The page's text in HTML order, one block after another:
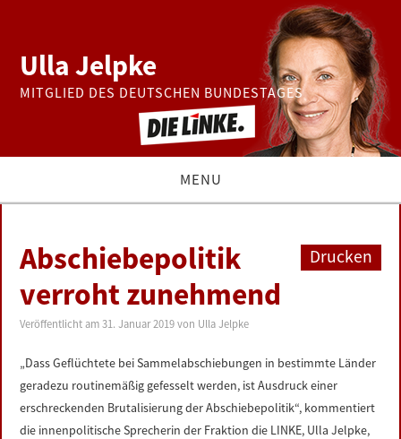
Ulla Jelpke
MITGLIED DES DEUTSCHEN BUNDESTAGES
MENU
BUNDESTAG
PRESSE
ZUR PERSON
LINKS
Drucken
Abschiebepolitik
verroht zunehmend
Veröffentlicht am31. Januar 2019 von Ulla Jelpke
„Dass Geflüchtete bei Sammelabschiebungen in bestimmte Länder
geradezu routinemäßig gefesselt werden, ist Ausdruck einer
erschreckenden Brutalisierung der Abschiebepolitik“, kommentiert
die innenpolitische Sprecherin der Fraktion die LINKE, Ulla Jelpke,